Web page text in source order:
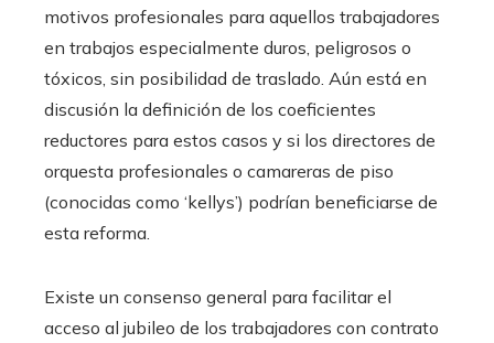
motivos profesionales para aquellos trabajadores
en trabajos especialmente duros, peligrosos o
tóxicos, sin posibilidad de traslado. Aún está en
discusión la definición de los coeficientes
reductores para estos casos y si los directores de
orquesta profesionales o camareras de piso
(conocidas como ‘kellys’) podrían beneficiarse de
esta reforma.
Existe un consenso general para facilitar el
acceso al jubileo de los trabajadores con contrato